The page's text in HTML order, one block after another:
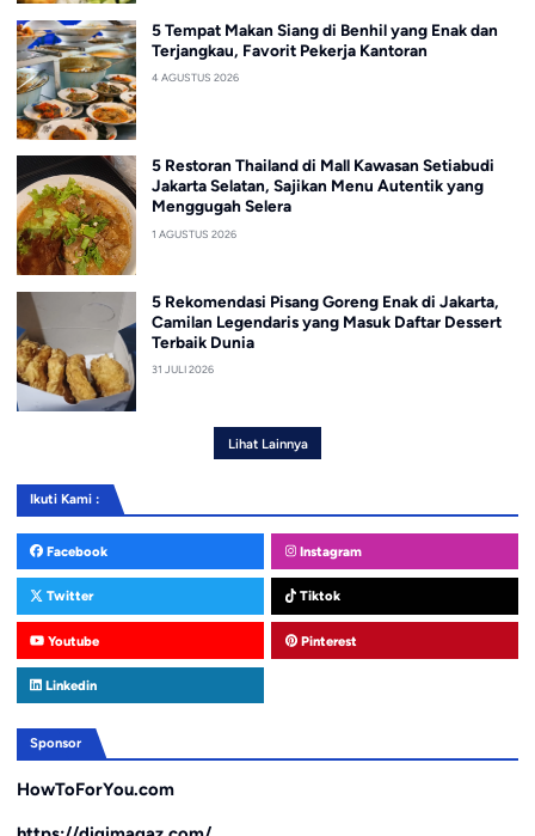
5 Tempat Makan Siang di Benhil yang Enak dan
Terjangkau, Favorit Pekerja Kantoran
4 AGUSTUS 2026
5 Restoran Thailand di Mall Kawasan Setiabudi
Jakarta Selatan, Sajikan Menu Autentik yang
Menggugah Selera
1 AGUSTUS 2026
5 Rekomendasi Pisang Goreng Enak di Jakarta,
Camilan Legendaris yang Masuk Daftar Dessert
Terbaik Dunia
31 JULI 2026
Lihat Lainnya
Ikuti Kami :
Facebook Instagram
Twitter Tiktok
Youtube Pinterest
Linkedin
Sponsor
HowToForYou.com